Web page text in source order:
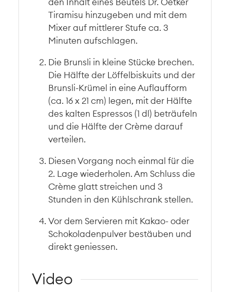
Tiramisu hinzugeben und mit dem
Mixer auf mittlerer Stufe ca. 3
Minuten aufschlagen.
Die Brunsli in kleine Stücke brechen.
Die Hälfte der Löffelbiskuits und der
Brunsli-Krümel in eine Auflaufform
(ca. 16 x 21 cm) legen, mit der Hälfte
des kalten Espressos (1 dl) beträufeln
und die Hälfte der Crème darauf
verteilen.
Diesen Vorgang noch einmal für die
2. Lage wiederholen. Am Schluss die
Crème glatt streichen und 3
Stunden in den Kühlschrank stellen.
Vor dem Servieren mit Kakao- oder
Schokoladenpulver bestäuben und
direkt geniessen.
Video